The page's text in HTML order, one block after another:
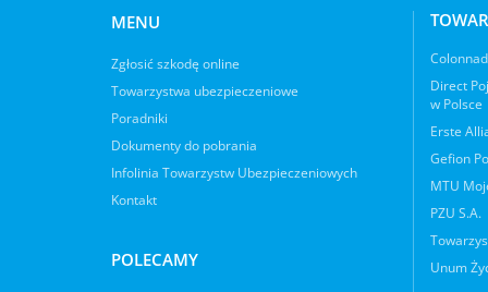
MENU
Zgłosić szkodę online
Towarzystwa ubezpieczeniowe
Poradniki
Dokumenty do pobrania
Infolinia Towarzystw Ubezpieczeniowych
Kontakt
POLECAMY
Direct
w Polsce
Erste
Gefion
MTU
PZU S.A.
Unum